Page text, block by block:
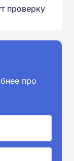
проверку
про